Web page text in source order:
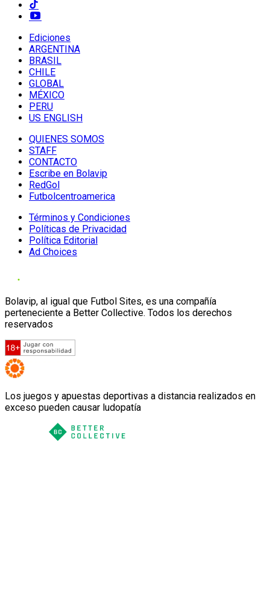
Ediciones
ARGENTINA
BRASIL
CHILE
GLOBAL
MÉXICO
PERU
US ENGLISH
QUIENES SOMOS
STAFF
CONTACTO
Escribe en Bolavip
RedGol
Futbolcentroamerica
Términos y Condiciones
Políticas de Privacidad
Política Editorial
Ad Choices
Bolavip, al igual que Futbol Sites, es una compañía
perteneciente a Better Collective. Todos los derechos
reservados
Los juegos y apuestas deportivas a distancia realizados en
exceso pueden causar ludopatía